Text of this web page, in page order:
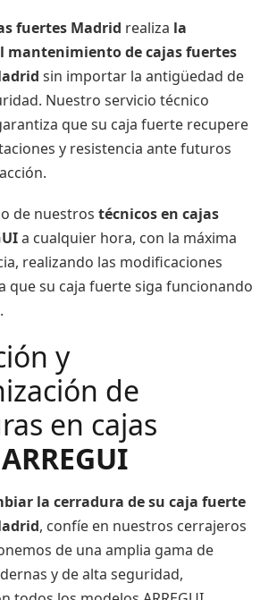
fuertes Madrid realiza la
mantenimiento de cajas fuertes
sin importar la antigüedad de
Nuestro servicio técnico
que su caja fuerte recupere
y resistencia ante futuros
de nuestros técnicos en cajas
a cualquier hora, con la máxima
realizando las modificaciones
que su caja fuerte siga funcionando
y
de
en cajas
ARREGUI
la cerradura de su caja fuerte
, confíe en nuestros cerrajeros
de una amplia gama de
y de alta seguridad,